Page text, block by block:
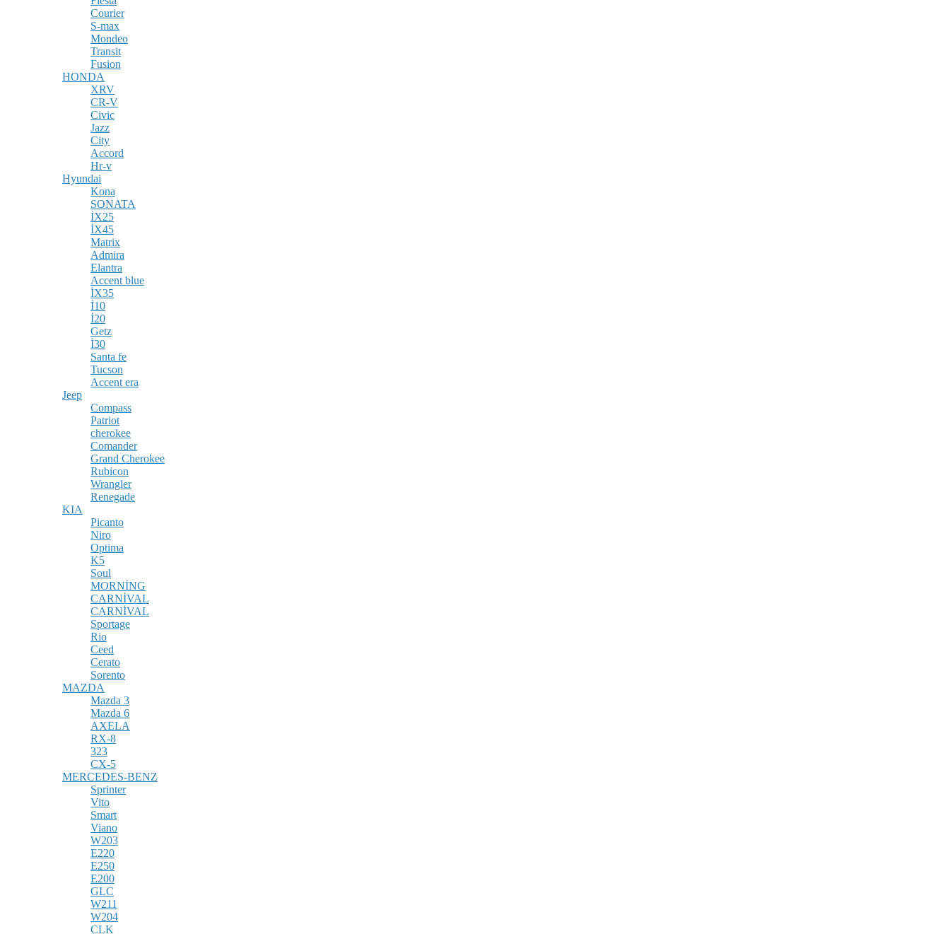
Courier
S-max
Mondeo
Transit
Fusion
HONDA
XRV
CR-V
Civic
Jazz
City
Accord
Hr-v
Hyundai
Kona
SONATA
İX25
İX45
Matrix
Admira
Elantra
Accent blue
İX35
İ10
İ20
Getz
İ30
Santa fe
Tucson
Accent era
Jeep
Compass
Patriot
cherokee
Comander
Grand Cherokee
Rubicon
Wrangler
Renegade
KIA
Picanto
Niro
Optima
K5
Soul
MORNİNG
CARNİVAL
CARNİVAL
Sportage
Rio
Ceed
Cerato
Sorento
MAZDA
Mazda 3
Mazda 6
AXELA
RX-8
323
CX-5
MERCEDES-BENZ
Sprinter
Vito
Smart
Viano
W203
E220
E250
E200
GLC
W211
W204
CLK